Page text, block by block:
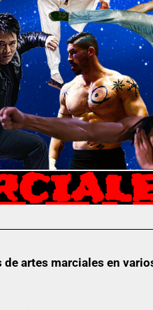
artes marciales en